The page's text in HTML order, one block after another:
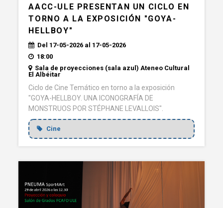
AACC-ULE PRESENTAN UN CICLO EN
TORNO A LA EXPOSICIÓN "GOYA-
HELLBOY"
Del 17-05-2026 al 17-05-2026
18:00
Sala de proyecciones (sala azul) Ateneo Cultural
El Albéitar
Ciclo de Cine Temático en torno a la exposición
"GOYA-HELLBOY. UNA ICONOGRAFÍA DE
MONSTRUOS POR STÉPHANE LEVALLOIS".
Cine